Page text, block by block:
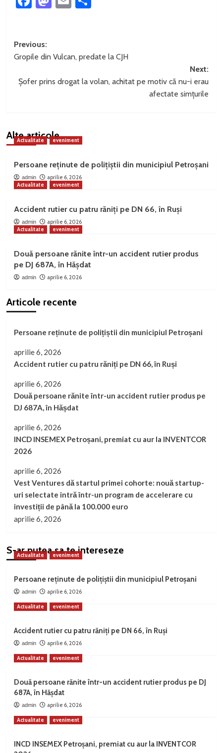
Post
navigation
Previous:
Gropile din Vulcan, predate la CJH
Next:
Șofer prins drogat la volan, achitat pe motiv că nu-i erau
afectate simțurile
Alte articole
Actualitate eveniment
Persoane reținute de polițiștii din municipiul Petroșani
admin
aprilie 6, 2026
Actualitate
eveniment
Accident rutier cu patru răniți pe DN 66, în Ruși
admin
aprilie 6, 2026
Actualitate
eveniment
Două persoane rănite într-un accident rutier produs
pe DJ 687A, în Hășdat
admin aprilie 6, 2026
Articole recente
Persoane reținute de polițiștii din municipiul Petroșani
aprilie 6, 2026
Accident rutier cu patru răniți pe DN 66, în Ruși
aprilie 6, 2026
Două persoane rănite într-un accident rutier produs pe
DJ 687A, în Hășdat
aprilie 6, 2026
INCD INSEMEX Petroșani, premiat cu aur la INVENTCOR
2026
aprilie 6, 2026
Vest Ventures dă startul primei cohorte: nouă startup-
uri selectate intră într-un program de accelerare cu
investiții de până la 100.000 euro
aprilie 6, 2026
S-ar putea sa te intereseze
Actualitate eveniment
Persoane reținute de polițiștii din municipiul Petroșani
admin aprilie 6, 2026
Actualitate eveniment
Accident rutier cu patru răniți pe DN 66, în Ruși
admin aprilie 6, 2026
Actualitate eveniment
Două persoane rănite într-un accident rutier produs pe DJ
687A, în Hășdat
admin aprilie 6, 2026
Actualitate eveniment
INCD INSEMEX Petroșani, premiat cu aur la INVENTCOR